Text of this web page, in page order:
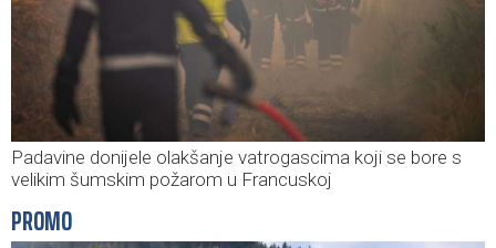
Padavine donijele olakšanje vatrogascima koji se bore s
velikim šumskim požarom u Francuskoj
PROMO